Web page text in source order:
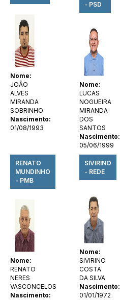
Nome:
JOÃO
ALVES
MIRANDA
SOBRINHO
Nascimento:
01/08/1993
- PSD
Nome:
LUCAS
NOGUEIRA
MIRANDA
DOS
SANTOS
Nascimento:
05/06/1999
RENATO
MUNDINHO
- PMB
Nome:
RENATO
NERES
VASCONCELOS
Nascimento:
SIVIRINO
- REDE
Nome:
SIVIRINO
COSTA
DA SILVA
Nascimento:
01/01/1972